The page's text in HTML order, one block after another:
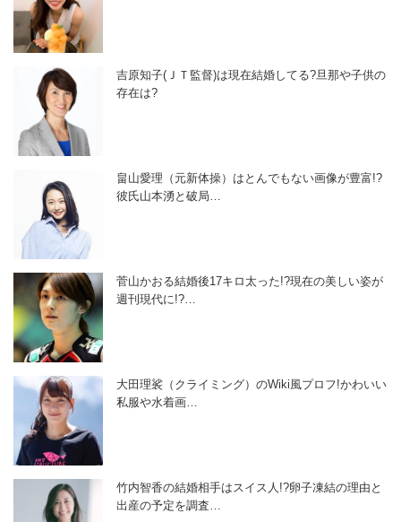
吉原知子(ＪＴ監督)は現在結婚してる?旦那や子供の
存在は?
畠山愛理（元新体操）はとんでもない画像が豊富!?
彼氏山本湧と破局…
菅山かおる結婚後17キロ太った!?現在の美しい姿が
週刊現代に!?…
大田理裟（クライミング）のWiki風プロフ!かわいい
私服や水着画…
竹内智香の結婚相手はスイス人!?卵子凍結の理由と
出産の予定を調査…